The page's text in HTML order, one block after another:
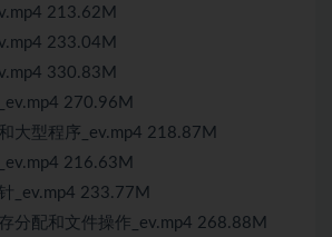
213.62M
233.04M
330.83M
270.96M
大型程序_ev.mp4 218.87M
216.63M
_ev.mp4 233.77M
分配和文件操作_ev.mp4 268.88M